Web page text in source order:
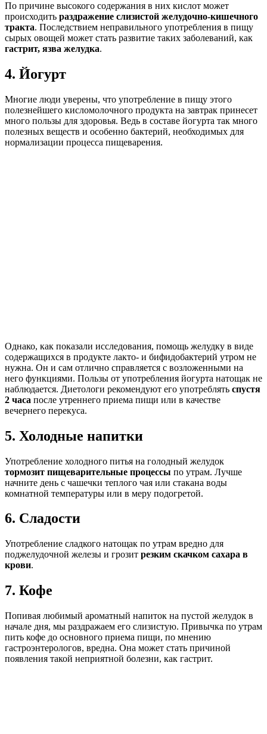
По причине высокого содержания в них кислот может
происходить раздражение слизистой желудочно-кишечного
тракта. Последствием неправильного употребления в пищу
сырых овощей может стать развитие таких заболеваний, как
гастрит, язва желудка.
4. Йогурт
Многие люди уверены, что употребление в пищу этого
полезнейшего кисломолочного продукта на завтрак принесет
много пользы для здоровья. Ведь в составе йогурта так много
полезных веществ и особенно бактерий, необходимых для
нормализации процесса пищеварения.
Однако, как показали исследования, помощь желудку в виде
содержащихся в продукте лакто- и бифидобактерий утром не
нужна. Он и сам отлично справляется с возложенными на
него функциями. Пользы от употребления йогурта натощак не
наблюдается. Диетологи рекомендуют его употреблять спустя
2 часа после утреннего приема пищи или в качестве
вечернего перекуса.
5. Холодные напитки
Употребление холодного питья на голодный желудок
тормозит пищеварительные процессы по утрам. Лучше
начните день с чашечки теплого чая или стакана воды
комнатной температуры или в меру подогретой.
6. Сладости
Употребление сладкого натощак по утрам вредно для
поджелудочной железы и грозит резким скачком сахара в
крови.
7. Кофе
Попивая любимый ароматный напиток на пустой желудок в
начале дня, мы раздражаем его слизистую. Привычка по утрам
пить кофе до основного приема пищи, по мнению
гастроэнтерологов, вредна. Она может стать причиной
появления такой неприятной болезни, как гастрит.